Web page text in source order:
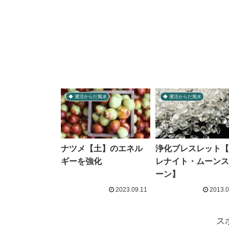
◆ 運活からだ風水
ナツメ【土】のエネル
ギーを強化
2023.09.11
◆ 運活からだ風水
浄化ブレスレット
レナイト・ムーン
ーン】
ス